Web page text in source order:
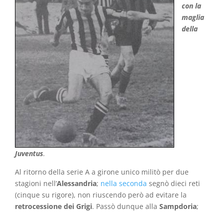
con la
maglia
della
Juventus.
Al ritorno della serie A a girone unico militò per due
stagioni nell’Alessandria; nella seconda segnò dieci reti
(cinque su rigore), non riuscendo però ad evitare la
retrocessione dei Grigi. Passò dunque alla Sampdoria;